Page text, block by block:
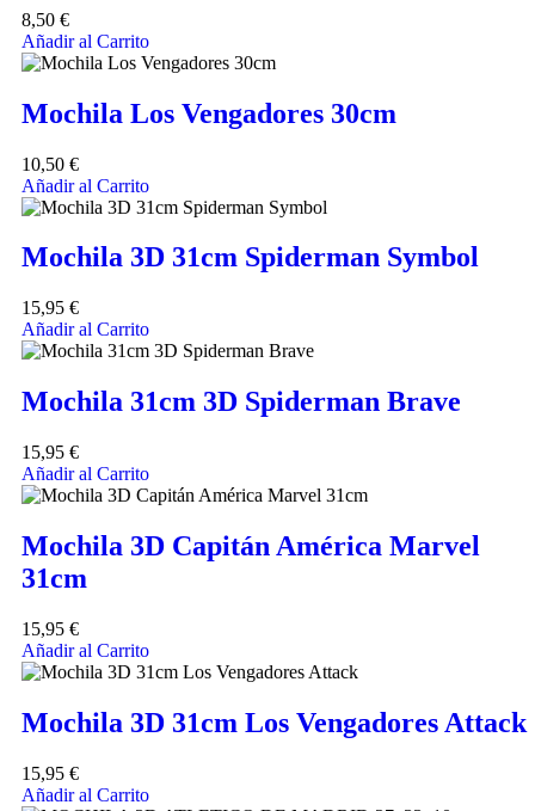
8,50 €
Añadir al Carrito
Mochila Los Vengadores 30cm
10,50 €
Añadir al Carrito
Mochila 3D 31cm Spiderman Symbol
15,95 €
Añadir al Carrito
Mochila 31cm 3D Spiderman Brave
15,95 €
Añadir al Carrito
Mochila 3D Capitán América Marvel
31cm
15,95 €
Añadir al Carrito
Mochila 3D 31cm Los Vengadores Attack
15,95 €
Añadir al Carrito